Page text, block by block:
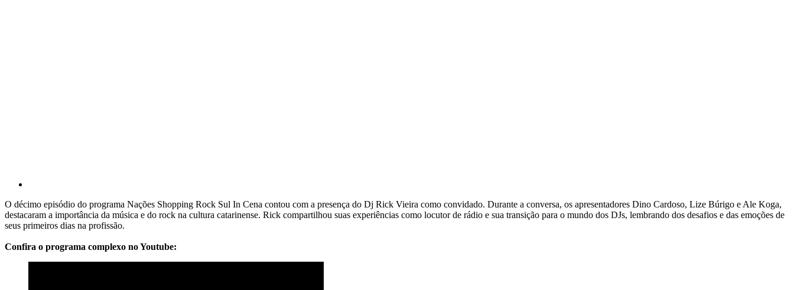
O décimo episódio do programa Nações Shopping Rock Sul In Cena contou com a presença do Dj Rick Vieira como convidado. Durante a conversa, os apresentadores Dino Cardoso, Lize Búrigo e Ale Koga,
destacaram a importância da música e do rock na cultura catarinense. Rick compartilhou suas experiências como locutor de rádio e sua transição para o mundo dos DJs, lembrando dos desafios e das emoções de
seus primeiros dias na profissão.
Confira o programa complexo no Youtube: